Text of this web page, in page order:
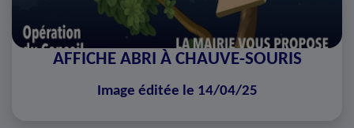
AFFICHE ABRI À CHAUVE-SOURIS
Image éditée le 14/04/25